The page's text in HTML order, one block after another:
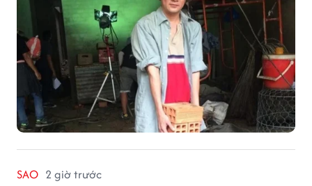
SAO 2 giờ trước